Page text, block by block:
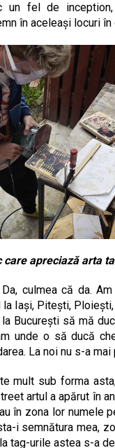
un fel de
în aceleași locuri
care apreciază arta
Da, culmea că da.
Iași, Pitești,
București să mă
unde o să ducă
La noi nu s-a
mult sub forma
artul a apărut în
în zona lor numele
i semnătura mea,
tag-urile astea s-a